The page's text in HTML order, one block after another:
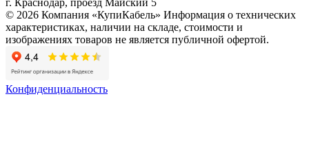
г. Краснодар, проезд Майский 5
© 2026 Компания «КупиКабель» Информация о технических
характеристиках, наличии на складе, стоимости и
изображениях товаров не является публичной офертой.
Конфиденциальность